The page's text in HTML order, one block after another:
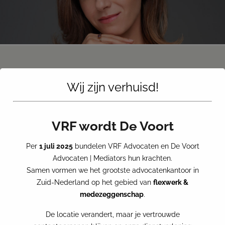
NOG MEER NIEUWS
Wij zijn verhuisd!
VRF wordt De Voort
Per 1 juli 2025bundelen VRF Advocaten en De Voort
Advocaten | Mediators hun krachten.
Samen vormen we het grootste advocatenkantoor in
Zuid-Nederland op het gebied van flexwerk &
medezeggenschap.
De locatie verandert, maar je vertrouwde